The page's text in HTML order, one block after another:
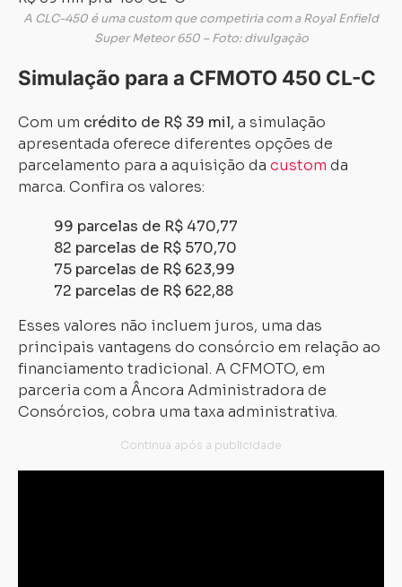
A CLC-450 é uma custom que competiria com a Royal Enfield
Super Meteor 650 – Foto: divulgação
Simulação para a CFMOTO 450 CL-C
Com um crédito de R$ 39 mil, a simulação
apresentada oferece diferentes opções de
parcelamento para a aquisição da custom da
marca. Confira os valores:
99 parcelas de R$ 470,77
82 parcelas de R$ 570,70
75 parcelas de R$ 623,99
72 parcelas de R$ 622,88
Esses valores não incluem juros, uma das
principais vantagens do consórcio em relação ao
financiamento tradicional. A CFMOTO, em
parceria com a Âncora Administradora de
Consórcios, cobra uma taxa administrativa.